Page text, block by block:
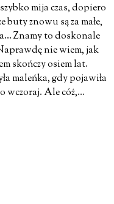
mija czas, dopiero
buty znowu są za małe,
Znamy to doskonale
nie wiem, jak
skończy osiem lat.
maleńka, gdy pojawiła
wczoraj. Ale cóż,…